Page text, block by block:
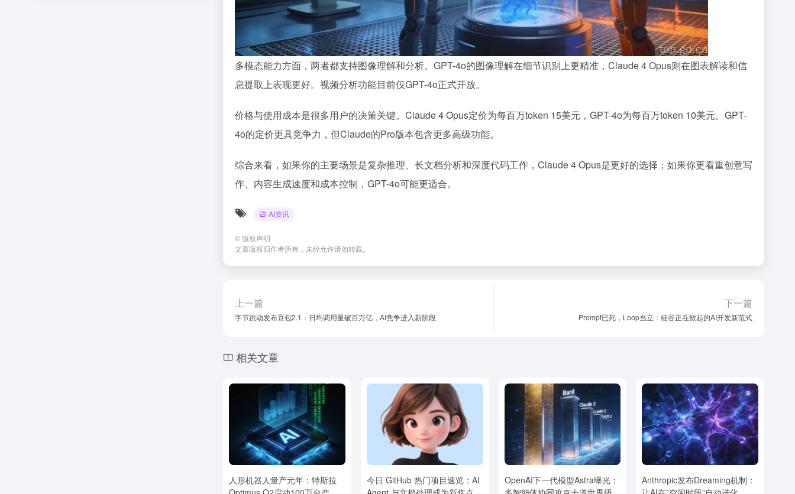
多模态能力方面，两者都支持图像理解和分析。GPT-4o的图像理解在细节识别上更精准，Claude 4 Opus则在图表解读和信
息提取上表现更好。视频分析功能目前仅GPT-4o正式开放。
价格与使用成本是很多用户的决策关键。Claude 4 Opus定价为每百万token 15美元，GPT-4o为每百万token 10美元。GPT-
4o的定价更具竞争力，但Claude的Pro版本包含更多高级功能。
综合来看，如果你的主要场景是复杂推理、长文档分析和深度代码工作，Claude 4 Opus是更好的选择；如果你更看重创意写
作、内容生成速度和成本控制，GPT-4o可能更适合。
AI资讯
© 版权声明
文章版权归作者所有，未经允许请勿转载。
上一篇
字节跳动发布豆包2.1：日均调用量破百万亿，AI竞争进入新阶段
下一篇
Prompt已死，Loop当立：硅谷正在掀起的AI开发新范式
相关文章
人形机器人量产元年：特斯拉
今日 GitHub 热门项目速览：AI
OpenAI下一代模型Astra曝光：
Anthropic发布Dreaming机制：